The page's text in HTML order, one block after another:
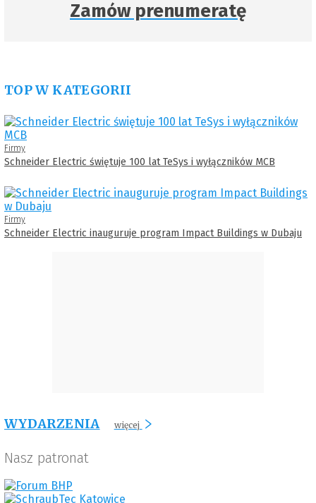
Zamów prenumeratę
TOP W KATEGORII
Firmy
Schneider Electric świętuje 100 lat TeSys i wyłączników MCB
Firmy
Schneider Electric inauguruje program Impact Buildings w Dubaju
WYDARZENIA więcej
Nasz patronat